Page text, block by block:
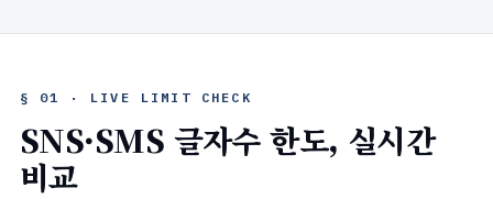
§ 01 · LIVE LIMIT CHECK
SNS·SMS 글자수 한도, 실시간
비교